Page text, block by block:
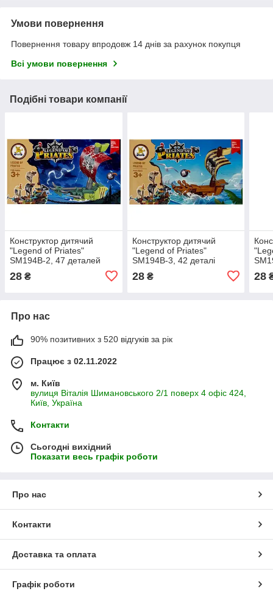
Умови повернення
Повернення товару впродовж 14 днів за рахунок покупця
Всі умови повернення
Подібні товари компанії
Конструктор дитячий
"Legend of Priates"
SM194B-2, 47 деталей
28 ₴
Конструктор дитячий
"Legend of Priates"
SM194B-3, 42 деталі
28₴ 28
Про нас
90% позитивних з 520 відгуків за рік
Працює з 02.11.2022
м. Київ
вулиця Віталія Шимановського 2/1 поверх 4 офіс 424,
Київ, Україна
Контакти
Сьогодні вихідний
Показати весь графік роботи
Про нас
Контакти
Доставка та оплата
Графік роботи